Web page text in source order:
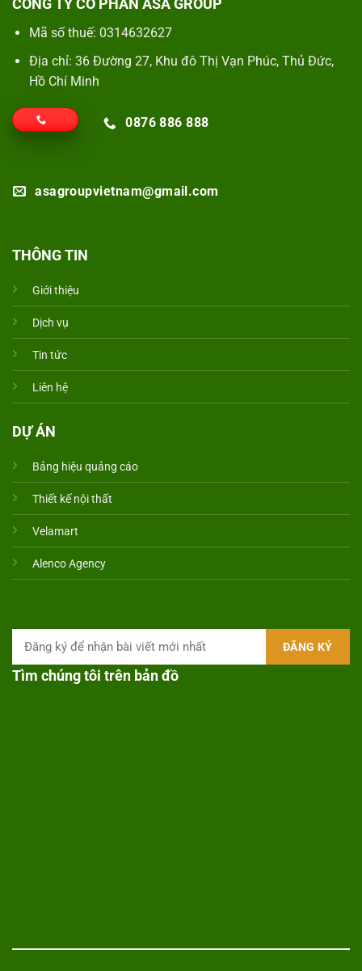
CÔNG TY CỔ PHẦN ASA GROUP
Mã số thuế: 0314632627
Địa chỉ: 36 Đường 27, Khu đô Thị Vạn Phúc, Thủ Đức,
Hồ Chí Minh
0876 886 888
asagroupvietnam@gmail.com
THÔNG TIN
Giới thiệu
Dịch vụ
Tin tức
Liên hệ
DỰ ÁN
Bảng hiệu quảng cáo
Thiết kế nội thất
Velamart
Alenco Agency
Tìm chúng tôi trên bản đồ